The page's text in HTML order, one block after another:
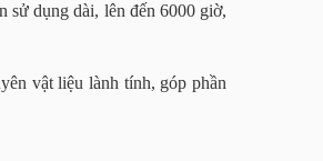
sử dụng dài, lên đến 6000 giờ,
vật liệu lành tính, góp phần